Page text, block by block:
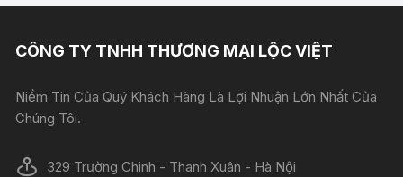
CÔNG TY TNHH THƯƠNG MẠI LỘC VIỆT
Niềm Tin Của Quý Khách Hàng Là Lợi Nhuận Lớn Nhất Của
Chúng Tôi.
329 Trường Chinh - Thanh Xuân - Hà Nội